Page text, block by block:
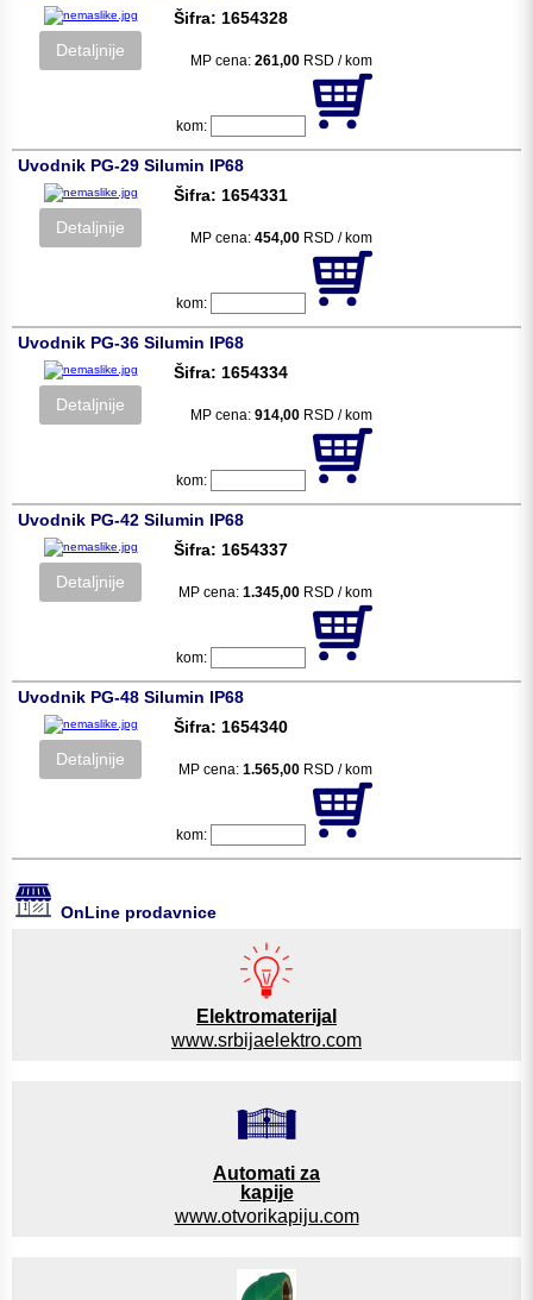
Detaljnije
Šifra: 1654328
MP cena: 261,00 RSD / kom
kom:
Uvodnik PG-29 Silumin IP68
Detaljnije
Šifra: 1654331
MP cena: 454,00 RSD / kom
kom:
Uvodnik PG-36 Silumin IP68
Detaljnije
Šifra: 1654334
MP cena: 914,00 RSD / kom
kom:
Uvodnik PG-42 Silumin IP68
Detaljnije
Šifra: 1654337
MP cena: 1.345,00 RSD / kom
kom:
Uvodnik PG-48 Silumin IP68
Detaljnije
Šifra: 1654340
MP cena: 1.565,00 RSD / kom
kom:
OnLine prodavnice
Elektromaterijal
www.srbijaelektro.com
Automati za
kapije
www.otvorikapiju.com